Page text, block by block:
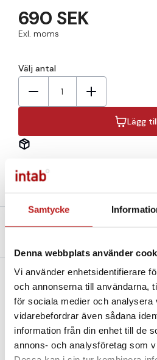
Samtycke
Denna webbplats använder
Vi använder enhetsidentifierare
och annonserna till användarna,
för sociala medier och analysera
vidarebefordrar även sådana
information från din enhet till de
annons- och analysföretag som
690 SEK
Exl. moms
Välj antal
1
Lägg
Mineralisolerad termoelement.
Givaren tas hem på beställning.